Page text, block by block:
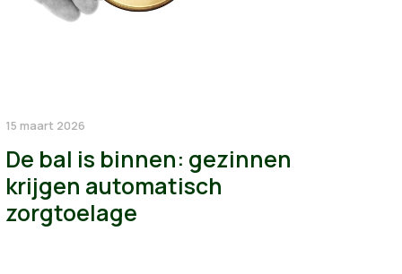
15 maart 2026
De bal is binnen: gezinnen
krijgen automatisch
zorgtoelage